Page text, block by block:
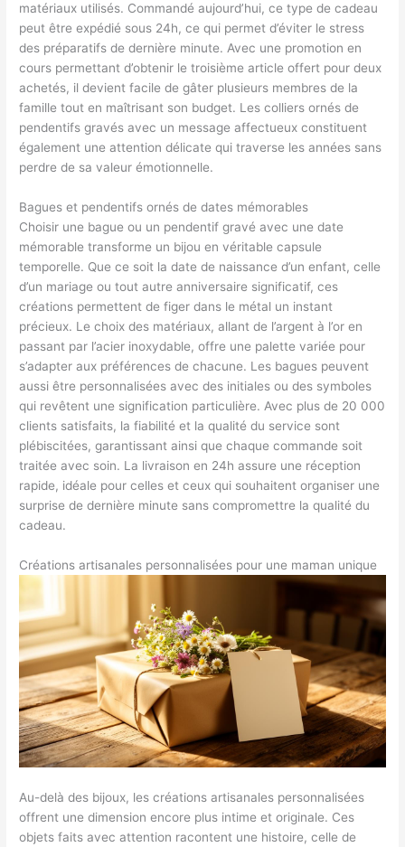
matériaux utilisés. Commandé aujourd’hui, ce type de cadeau
peut être expédié sous 24h, ce qui permet d’éviter le stress
des préparatifs de dernière minute. Avec une promotion en
cours permettant d’obtenir le troisième article offert pour deux
achetés, il devient facile de gâter plusieurs membres de la
famille tout en maîtrisant son budget. Les colliers ornés de
pendentifs gravés avec un message affectueux constituent
également une attention délicate qui traverse les années sans
perdre de sa valeur émotionnelle.
Bagues et pendentifs ornés de dates mémorables
Choisir une bague ou un pendentif gravé avec une date
mémorable transforme un bijou en véritable capsule
temporelle. Que ce soit la date de naissance d’un enfant, celle
d’un mariage ou tout autre anniversaire significatif, ces
créations permettent de figer dans le métal un instant
précieux. Le choix des matériaux, allant de l’argent à l’or en
passant par l’acier inoxydable, offre une palette variée pour
s’adapter aux préférences de chacune. Les bagues peuvent
aussi être personnalisées avec des initiales ou des symboles
qui revêtent une signification particulière. Avec plus de 20 000
clients satisfaits, la fiabilité et la qualité du service sont
plébiscitées, garantissant ainsi que chaque commande soit
traitée avec soin. La livraison en 24h assure une réception
rapide, idéale pour celles et ceux qui souhaitent organiser une
surprise de dernière minute sans compromettre la qualité du
cadeau.
Créations artisanales personnalisées pour une maman unique
Au-delà des bijoux, les créations artisanales personnalisées
offrent une dimension encore plus intime et originale. Ces
objets faits avec attention racontent une histoire, celle de